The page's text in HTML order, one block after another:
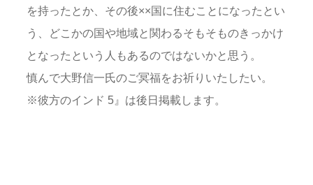
を持ったとか、その後××国に住むことになったとい
う、どこかの国や地域と関わるそもそものきっかけ
となったという人もあるのではないかと思う。
慎んで大野信一氏のご冥福をお祈りいたしたい。
※彼方のインド 5』は後日掲載します。